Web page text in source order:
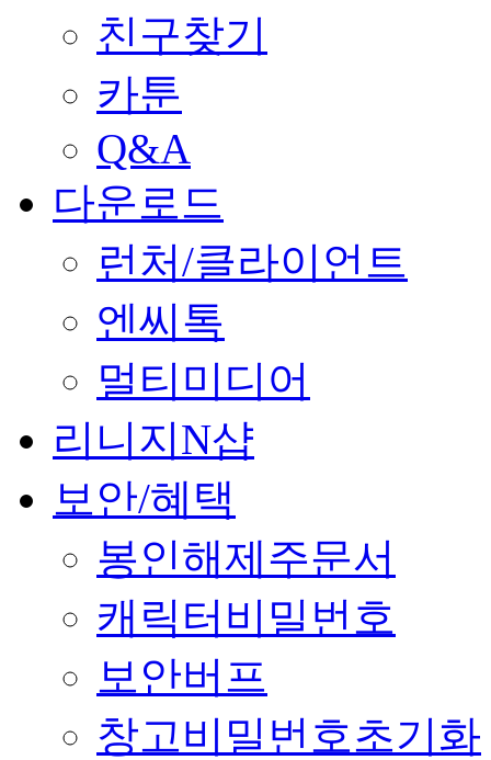
친구찾기
카툰
Q&A
다운로드
런처/클라이언트
엔씨톡
멀티미디어
리니지N샵
보안/혜택
봉인해제주문서
캐릭터비밀번호
보안버프
창고비밀번호초기화